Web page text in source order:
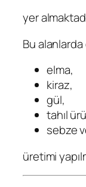
yer
Bu
elma,
kiraz,
gül,
tahıl
sebze
üretimi